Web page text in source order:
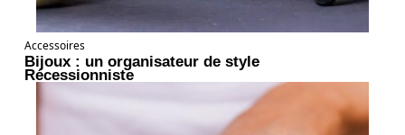
Accessoires
Bijoux : un organisateur de style
Récessionniste